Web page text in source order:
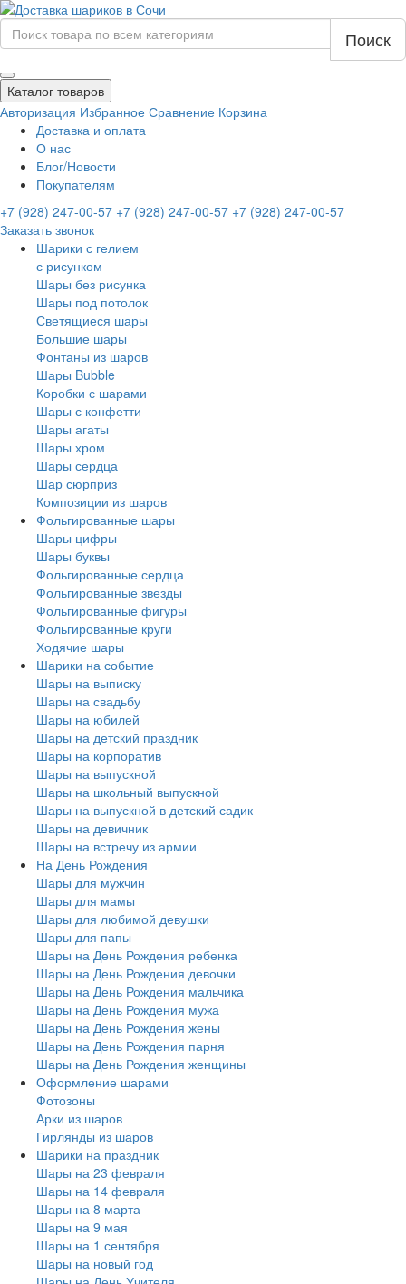
Поиск
Каталог товаров
Авторизация Избранное Сравнение Корзина
Доставка и оплата
О нас
Блог/Новости
Покупателям
+7 (928) 247-00-57 +7 (928) 247-00-57 +7 (928) 247-00-57
Заказать звонок
Шарики с гелием
с рисунком
Шары без рисунка
Шары под потолок
Светящиеся шары
Большие шары
Фонтаны из шаров
Шары Bubble
Коробки с шарами
Шары с конфетти
Шары агаты
Шары хром
Шары сердца
Шар сюрприз
Композиции из шаров
Фольгированные шары
Шары цифры
Шары буквы
Фольгированные сердца
Фольгированные звезды
Фольгированные фигуры
Фольгированные круги
Ходячие шары
Шарики на событие
Шары на выписку
Шары на свадьбу
Шары на юбилей
Шары на детский праздник
Шары на корпоратив
Шары на выпускной
Шары на школьный выпускной
Шары на выпускной в детский садик
Шары на девичник
Шары на встречу из армии
На День Рождения
Шары для мужчин
Шары для мамы
Шары для любимой девушки
Шары для папы
Шары на День Рождения ребенка
Шары на День Рождения девочки
Шары на День Рождения мальчика
Шары на День Рождения мужа
Шары на День Рождения жены
Шары на День Рождения парня
Шары на День Рождения женщины
Оформление шарами
Фотозоны
Арки из шаров
Гирлянды из шаров
Шарики на праздник
Шары на 23 февраля
Шары на 14 февраля
Шары на 8 марта
Шары на 9 мая
Шары на 1 сентября
Шары на новый год